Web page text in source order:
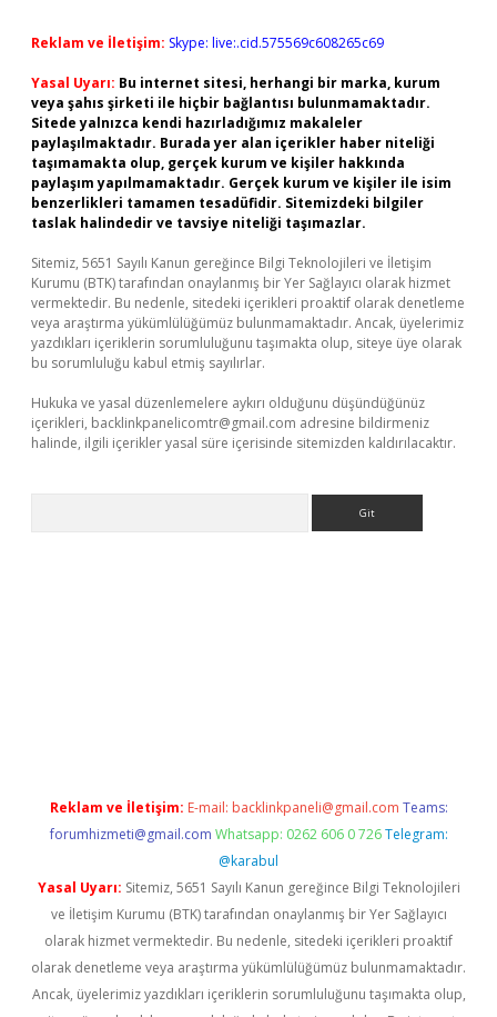
Reklam ve İletişim: Skype: live:.cid.575569c608265c69
Yasal Uyarı: Bu internet sitesi, herhangi bir marka, kurum
veya şahıs şirketi ile hiçbir bağlantısı bulunmamaktadır.
Sitede yalnızca kendi hazırladığımız makaleler
paylaşılmaktadır. Burada yer alan içerikler haber niteliği
taşımamakta olup, gerçek kurum ve kişiler hakkında
paylaşım yapılmamaktadır. Gerçek kurum ve kişiler ile isim
benzerlikleri tamamen tesadüfidir. Sitemizdeki bilgiler
taslak halindedir ve tavsiye niteliği taşımazlar.
Sitemiz, 5651 Sayılı Kanun gereğince Bilgi Teknolojileri ve İletişim
Kurumu (BTK) tarafından onaylanmış bir Yer Sağlayıcı olarak hizmet
vermektedir. Bu nedenle, sitedeki içerikleri proaktif olarak denetleme
veya araştırma yükümlülüğümüz bulunmamaktadır. Ancak, üyelerimiz
yazdıkları içeriklerin sorumluluğunu taşımakta olup, siteye üye olarak
bu sorumluluğu kabul etmiş sayılırlar.
Hukuka ve yasal düzenlemelere aykırı olduğunu düşündüğünüz
içerikleri, backlinkpanelicomtr@gmail.com adresine bildirmeniz
halinde, ilgili içerikler yasal süre içerisinde sitemizden kaldırılacaktır.
Reklam ve İletişim: E-mail: backlinkpaneli@gmail.com Teams:
forumhizmeti@gmail.com Whatsapp: 0262 606 0 726 Telegram:
@karabul
Yasal Uyarı: Sitemiz, 5651 Sayılı Kanun gereğince Bilgi Teknolojileri
ve İletişim Kurumu (BTK) tarafından onaylanmış bir Yer Sağlayıcı
olarak hizmet vermektedir. Bu nedenle, sitedeki içerikleri proaktif
olarak denetleme veya araştırma yükümlülüğümüz bulunmamaktadır.
Ancak, üyelerimiz yazdıkları içeriklerin sorumluluğunu taşımakta olup,